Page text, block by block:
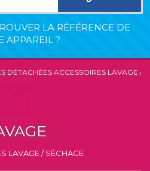
LA RÉFÉRENCE DE
APPAREIL ?
DÉTACHÉES ACCESSOIRES LAVAGE /
LAVAGE / SÉCHAGE